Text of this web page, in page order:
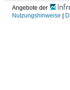
Angebote der
Nutzungshinweise |